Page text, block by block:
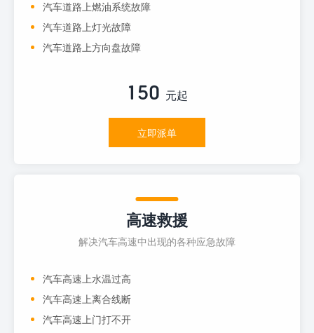
汽车道路上燃油系统故障
汽车道路上灯光故障
汽车道路上方向盘故障
150 元起
立即派单
高速救援
解决汽车高速中出现的各种应急故障
汽车高速上水温过高
汽车高速上离合线断
汽车高速上门打不开